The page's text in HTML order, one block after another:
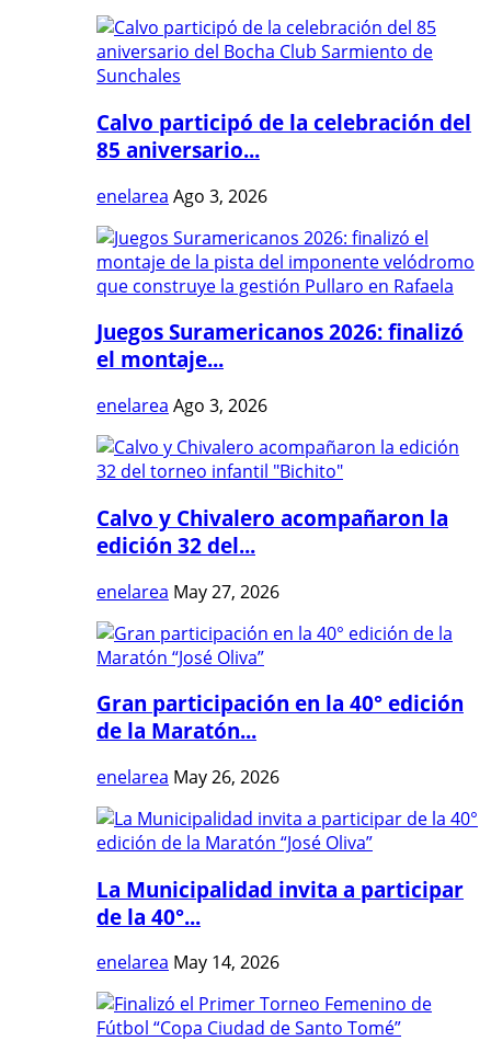
Calvo participó de la celebración del
85 aniversario...
enelarea Ago 3, 2026
Juegos Suramericanos 2026: finalizó
el montaje...
enelarea Ago 3, 2026
Calvo y Chivalero acompañaron la
edición 32 del...
enelarea May 27, 2026
Gran participación en la 40° edición
de la Maratón...
enelarea May 26, 2026
La Municipalidad invita a participar
de la 40°...
enelarea May 14, 2026